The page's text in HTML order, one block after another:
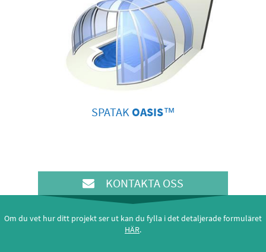
SPATAK OASIS™
KONTAKTA OSS
Om du vet hur ditt projekt ser ut kan du fylla i det detaljerade formuläret
HÄR.